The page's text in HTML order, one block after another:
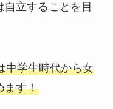
立することを目
中学生時代から女
ます！